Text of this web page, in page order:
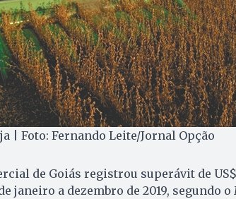
| Foto: Fernando Leite/Jornal Opção
de Goiás registrou superávit de
janeiro a dezembro de 2019, segundo